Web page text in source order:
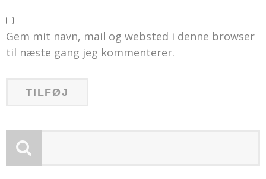
Gem mit navn, mail og websted i denne browser
til næste gang jeg kommenterer.